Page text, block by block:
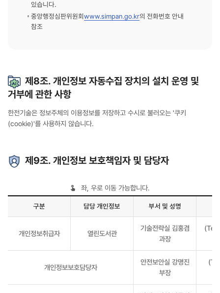
있습니다.
중앙행정심판위원회www.simpan.go.kr의 전화번호 안내
참조
제8조. 개인정보 자동수집 장치의 설치 운영 및
거부에 관한 사항
한전기술은 정보주체의 이용정보를 저장하고 수시로 불러오는 '쿠키
(cookie)'를 사용하지 않습니다.
제9조. 개인정보 보호책임자 및 담당자
좌, 우로 이동 가능합니다.
보호책임자
구분 담당 개인정보 부서 및 성명
개인정보취급자 열린도서관
기술전략실 김홍겸
과장
개인정보보호담당자
안전보안실 강명진
부장